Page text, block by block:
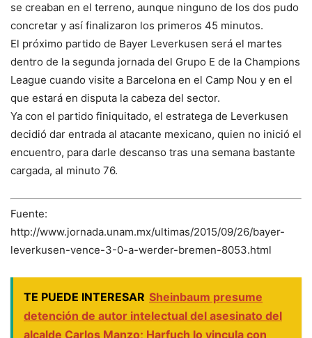
se creaban en el terreno, aunque ninguno de los dos pudo
concretar y así finalizaron los primeros 45 minutos.
El próximo partido de Bayer Leverkusen será el martes
dentro de la segunda jornada del Grupo E de la Champions
League cuando visite a Barcelona en el Camp Nou y en el
que estará en disputa la cabeza del sector.
Ya con el partido finiquitado, el estratega de Leverkusen
decidió dar entrada al atacante mexicano, quien no inició el
encuentro, para darle descanso tras una semana bastante
cargada, al minuto 76.
Fuente:
http://www.jornada.unam.mx/ultimas/2015/09/26/bayer-
leverkusen-vence-3-0-a-werder-bremen-8053.html
TE PUEDE INTERESAR Sheinbaum presume
detención de autor intelectual del asesinato del
alcalde Carlos Manzo; Harfuch lo vincula con